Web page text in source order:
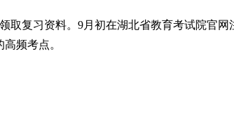
取复习资料。9月初在湖北省教育考试院官
频考点。